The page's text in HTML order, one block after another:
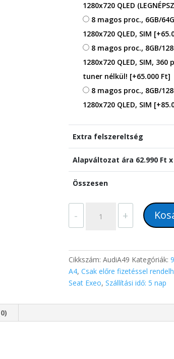
1280x720 QLED
8 magos proc., 6GB/
1280x720 QLED, SIM
8 magos proc., 8GB/
1280x720 QLED, SIM,
tuner nélkül! [+65.000 Ft]
8 magos proc., 8GB/
1280x720 QLED, SIM
Extra felszereltség
Alapváltozat ára 62.990Ft x
Összesen
-
(2000-
2008)
magyar
+
Cikkszám: AudiA49 Kategóriák:
A4, Csak előre fizetéssel
Seat Exeo, Szállítási idő: 5 nap